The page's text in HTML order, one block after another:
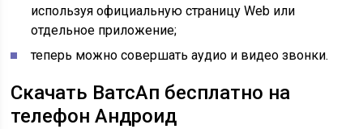
используя официальную страницу Web или
отдельное приложение;
теперь можно совершать аудио и видео звонки.
Скачать ВатсАп бесплатно на
телефон Андроид